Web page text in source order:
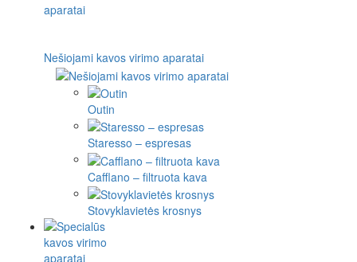
Nešiojami kavos virimo aparatai
Outin
Staresso – espresas
Cafflano – filtruota kava
Stovyklavietės krosnys